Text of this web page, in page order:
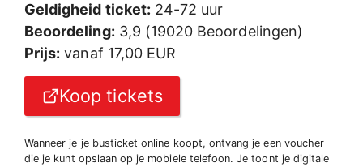
Geldigheid ticket: 24-72 uur
Beoordeling: 3,9 (19020 Beoordelingen)
Prijs: vanaf 17,00 EUR
Koop tickets
Wanneer je je busticket online koopt, ontvang je een voucher
die je kunt opslaan op je mobiele telefoon. Je toont je digitale